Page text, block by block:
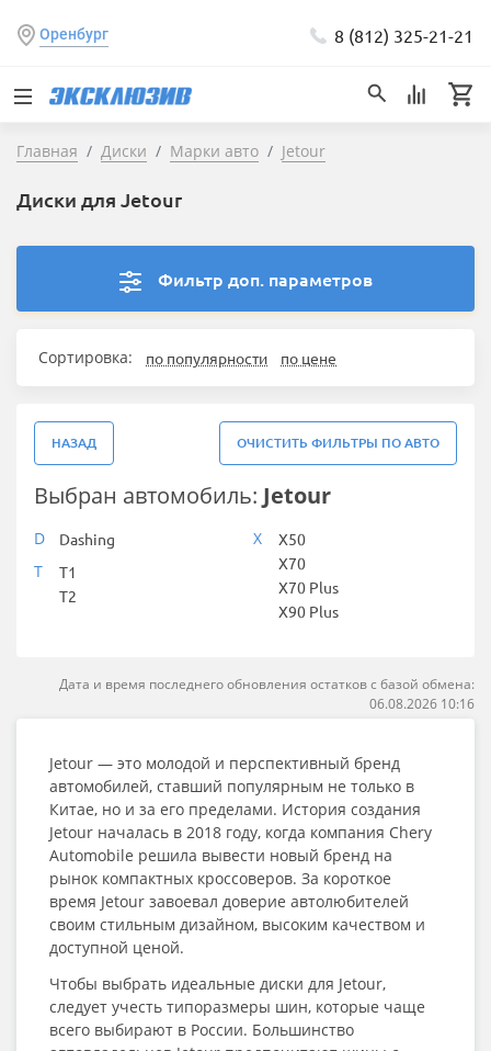
Оренбург 8 (812) 325-21-21
Главная Диски Марки авто Jetour
Диски для Jetour
Фильтр доп. параметров
Сортировка: по популярности по цене
НАЗАД ОЧИСТИТЬ ФИЛЬТРЫ ПО АВТО
Выбран автомобиль: Jetour
D Dashing
T
T1
T2
X
X50
X70
X70 Plus
X90 Plus
Дата и время последнего обновления остатков с базой обмена:
06.08.2026 10:16
Jetour — это молодой и перспективный бренд
автомобилей, ставший популярным не только в
Китае, но и за его пределами. История создания
Jetour началась в 2018 году, когда компания Chery
Automobile решила вывести новый бренд на
рынок компактных кроссоверов. За короткое
время Jetour завоевал доверие автолюбителей
своим стильным дизайном, высоким качеством и
доступной ценой.
Чтобы выбрать идеальные диски для Jetour,
следует учесть типоразмеры шин, которые чаще
всего выбирают в России. Большинство